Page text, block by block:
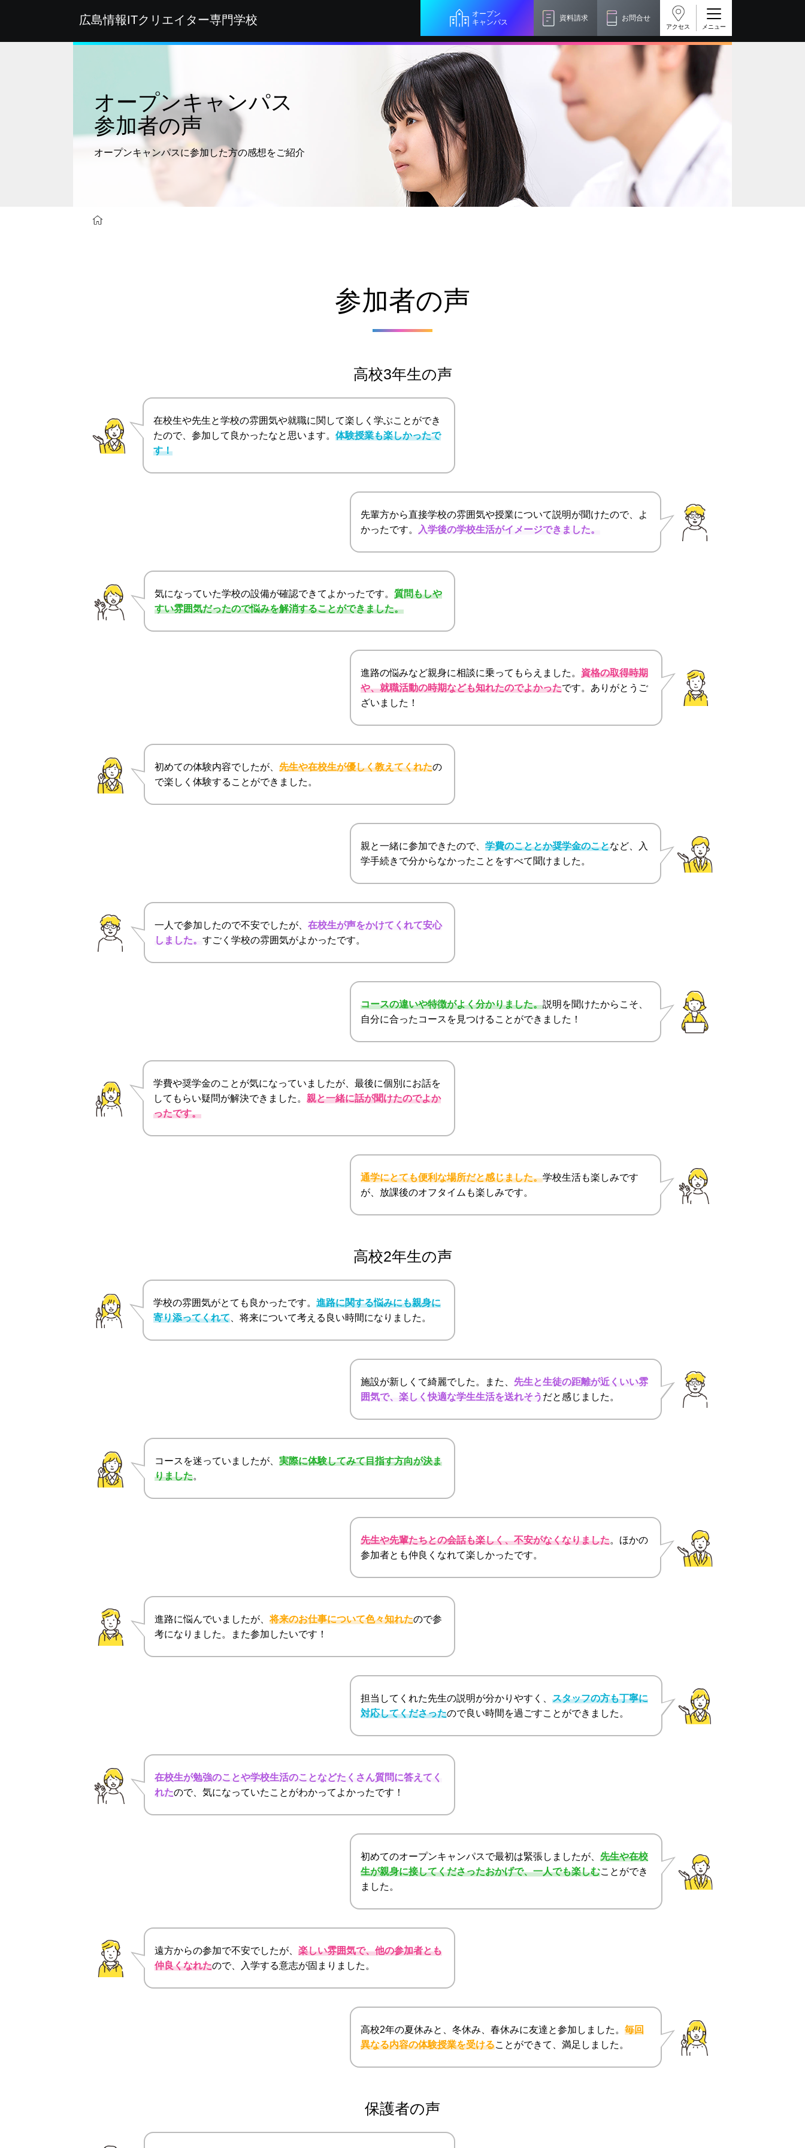
広島情報ITクリエイター専門学校
オープン
キャンパス
資料請求 お問合せ
アクセス
オープンキャンパス
参加者の声
オープンキャンパスに参加した方の感想をご紹介
参加者の声
高校3年生の声
在校生や先生と学校の雰囲気や就職に関して楽しく学ぶことができ
たので、参加して良かったなと思います。 体験授業も楽しかったで
す！
先輩方から直接学校の雰囲気や授業について説明が聞けたので、よ
かったです。
入学後の学校生活がイメージできました。
気になっていた学校の設備が確認できてよかったです。 質問もしや
すい雰囲気だったので悩みを解消することができました。
進路の悩みなど親身に相談に乗ってもらえました。資格の取得時期
や、就職活動の時期なども知れたのでよかったです。ありがとうご
ざいました！
初めての体験内容でしたが、 先生や在校生が優しく教えてくれたの
で楽しく体験することができました。
親と一緒に参加できたので、学費のこととか奨学金のことなど、入
学手続きで分からなかったことをすべて聞けました。
一人で参加したので不安でしたが、 在校生が声をかけてくれて安心
しました。 すごく学校の雰囲気がよかったです。
コースの違いや特徴がよく分かりました。説明を聞けたからこそ、
自分に合ったコースを見つけることができました！
学費や奨学金のことが気になっていましたが、最後に個別にお話を
してもらい疑問が解決できました。 親と一緒に話が聞けたのでよか
ったです。
通学にとても便利な場所だと感じました。学校生活も楽しみです
が、放課後のオフタイムも楽しみです。
高校2年生の声
学校の雰囲気がとても良かったです。 進路に関する悩みにも親身に
寄り添ってくれて 、将来について考える良い時間になりました。
施設が新しくて綺麗でした。また、 先生と生徒の距離が近くいい雰
囲気で、楽しく快適な学生生活を送れそう だと感じました。
コースを迷っていましたが、 実際に体験してみて目指す方向が決ま
りました。
先生や先輩たちとの会話も楽しく、不安がなくなりました。ほかの
参加者とも仲良くなれて楽しかったです。
進路に悩んでいましたが、将来のお仕事について色々知れたので参
考になりました。また参加したいです！
担当してくれた先生の説明が分かりやすく、スタッフの方も丁寧に
対応してくださったので良い時間を過ごすことができました。
在校生が勉強のことや学校生活のことなどたくさん質問に答えてく
れたので、気になっていたことがわかってよかったです！
初めてのオープンキャンパスで最初は緊張しましたが、先生や在校
生が親身に接してくださったおかげで、一人でも楽しむことができ
ました。
遠方からの参加で不安でしたが、 楽しい雰囲気で、他の参加者とも
仲良くなれたので、入学する意志が固まりました。
高校2年の夏休みと、冬休み、春休みに友達と参加しました。毎回
異なる内容の体験授業を受けることができて、満足しました。
保護者の声